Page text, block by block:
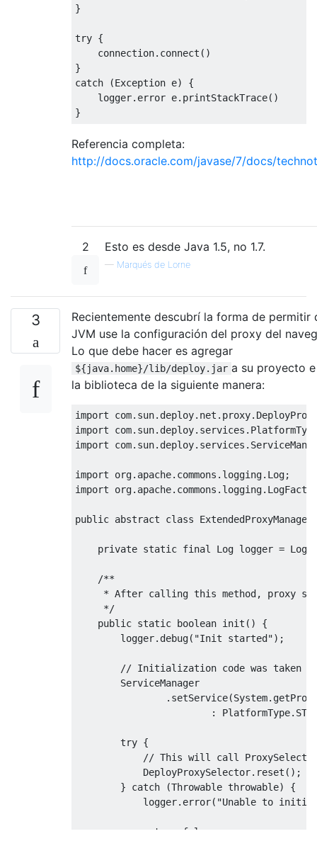
}
try {
    connection
. connect ()
}
catch
(Exception e)
{
    logger
. error e. printStackTrace()
}
Referencia completa:
http://docs.oracle.com/javase/7/docs/
2 Esto es desde Java 1.5, no 1.7.
— Marqués de Lorne
3
Recientemente descubrí la forma de permitir
JVM use la configuración del proxy del
Lo que debe hacer es agregar
${java.home}/lib/deploy.jar a su proyecto
la biblioteca de la siguiente manera:
import com. sun. deploy. net . proxy.
import com. sun. deploy. services .
import com. sun. deploy. services .
import org. apache. commons . logging. Log;
import org. apache. commons . logging.
public abstract class ExtendedProxyManager
private static final Log logger =
/**
* After calling this method, proxy
     */
public static boolean init ()
{
        logger
. debug( "Init started");
// Initialization code was taken
ServiceManager
. setService(System.
:
PlatformType.
try {
// This will call
DeployProxySelector. reset ();
}
catch (Throwable throwable)
{
            logger
. error( "Unable to
return false